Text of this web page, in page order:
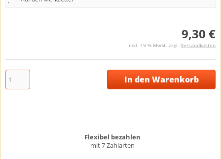
9,30 €
inkl. 19 % MwSt. zzgl. Versandkosten
In den Warenkorb
Flexibel bezahlen
mit 7 Zahlarten